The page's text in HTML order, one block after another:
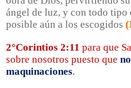
ángel de luz, y con todo tipo
posible aún a los escogidos
2°Corintios 2:11 para que
sobre nosotros puesto que
maquinaciones.